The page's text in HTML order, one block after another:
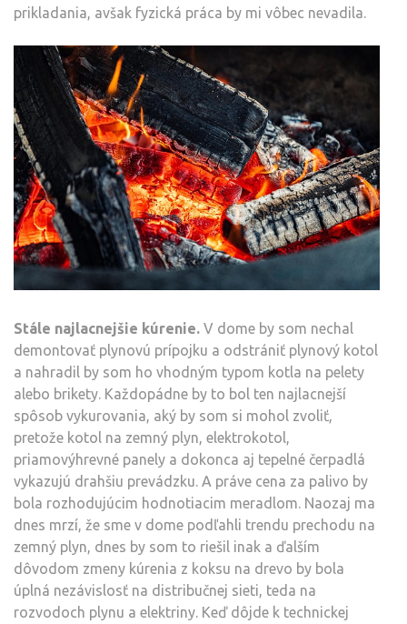
prikladania, avšak fyzická práca by mi vôbec nevadila.
Stále najlacnejšie kúrenie. V dome by som nechal
demontovať plynovú prípojku a odstrániť plynový kotol
a nahradil by som ho vhodným typom kotla na pelety
alebo brikety. Každopádne by to bol ten najlacnejší
spôsob vykurovania, aký by som si mohol zvoliť,
pretože kotol na zemný plyn, elektrokotol,
priamovýhrevné panely a dokonca aj tepelné čerpadlá
vykazujú drahšiu prevádzku. A práve cena za palivo by
bola rozhodujúcim hodnotiacim meradlom. Naozaj ma
dnes mrzí, že sme v dome podľahli trendu prechodu na
zemný plyn, dnes by som to riešil inak a ďalším
dôvodom zmeny kúrenia z koksu na drevo by bola
úplná nezávislosť na distribučnej sieti, teda na
rozvodoch plynu a elektriny. Keď dôjde k technickej